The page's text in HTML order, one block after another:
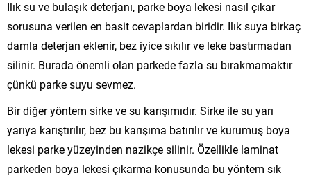
Ilık su ve bulaşık deterjanı, parke boya lekesi nasıl çıkar
sorusuna verilen en basit cevaplardan biridir. Ilık suya birkaç
damla deterjan eklenir, bez iyice sıkılır ve leke bastırmadan
silinir. Burada önemli olan parkede fazla su bırakmamaktır
çünkü parke suyu sevmez.
Bir diğer yöntem sirke ve su karışımıdır. Sirke ile su yarı
yarıya karıştırılır, bez bu karışıma batırılır ve kurumuş boya
lekesi parke yüzeyinden nazikçe silinir. Özellikle laminat
parkeden boya lekesi çıkarma konusunda bu yöntem sık